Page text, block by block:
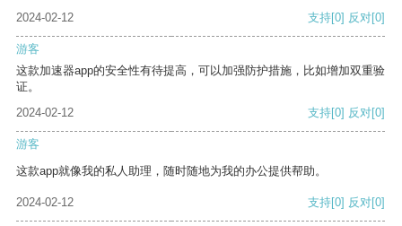
2024-02-12
支持[0] 反对[0]
游客
这款加速器app的安全性有待提高，可以加强防护措施，比如增加双重验
证。
2024-02-12
支持[0] 反对[0]
游客
这款app就像我的私人助理，随时随地为我的办公提供帮助。
2024-02-12 支持[0] 反对[0]